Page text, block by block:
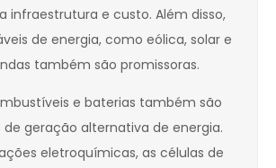
infraestrutura e custo. Além disso,
de energia, como eólica, solar e
também são promissoras.
e baterias também são
de geração alternativa de energia.
eletroquímicas, as células de